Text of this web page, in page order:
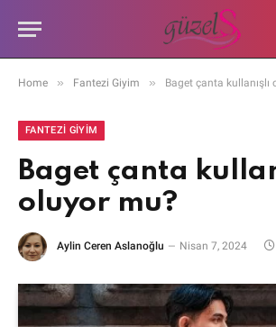
Home » Fantezi Giyim » Baget çanta kullanışlı
FANTEZI GIYIM
Baget çanta
oluyor mu?
Aylin Ceren Aslanoğlu Nisan 7, 2024